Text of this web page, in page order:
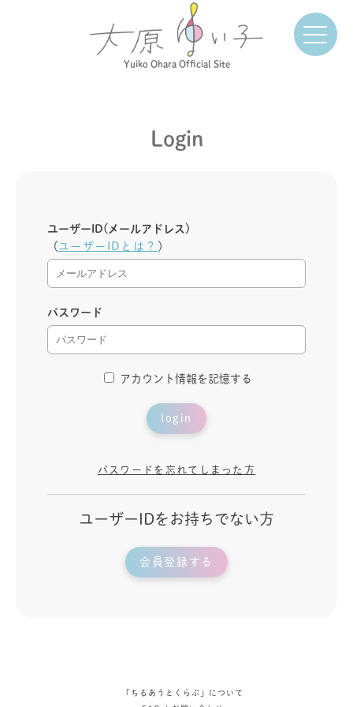
Yuiko Ohara Official Site
Login
ユーザーID(メールアドレス)
（ ユーザーIDとは？ ）
パスワード
アカウント情報を記憶する
login
パスワードを忘れてしまった方
ユーザーIDをお持ちでない方
会員登録する
「ちるあうとくらぶ」について